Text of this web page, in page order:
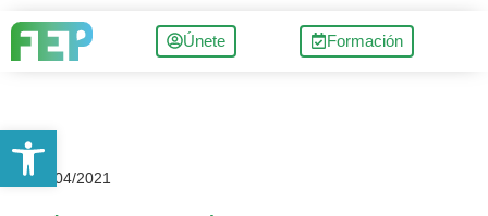
Únete Formación
15/04/2021
Abrir barra de herramientas